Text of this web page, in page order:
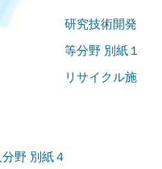
研究技術開発
等分野 別紙１
リサイクル施
野 別紙４